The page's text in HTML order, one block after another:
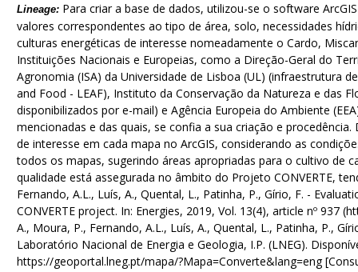
Lineage: Para criar a base de dados, utilizou-se o software
valores correspondentes ao tipo de área, solo, necessidades
culturas energéticas de interesse nomeadamente o Cardo,
Instituições Nacionais e Europeias, como a Direção-Geral do
Agronomia (ISA) da Universidade de Lisboa (UL) (infraestrutura
and Food - LEAF), Instituto da Conservação da Natureza e das
disponibilizados por e-mail) e Agência Europeia do Ambiente
mencionadas e das quais, se confia a sua criação e
de interesse em cada mapa no ArcGIS, considerando as
todos os mapas, sugerindo áreas apropriadas para o cultivo de
qualidade está assegurada no âmbito do Projeto CONVERTE,
Fernando, A.L., Luís, A., Quental, L., Patinha, P., Gírio, F. -
CONVERTE project. In: Energies, 2019, Vol. 13(4), article nº 937
A., Moura, P., Fernando, A.L., Luís, A., Quental, L., Patinha, P.,
Laboratório Nacional de Energia e Geologia, I.P. (LNEG).
https://geoportal.lneg.pt/mapa/?Mapa=Converte&lang=eng